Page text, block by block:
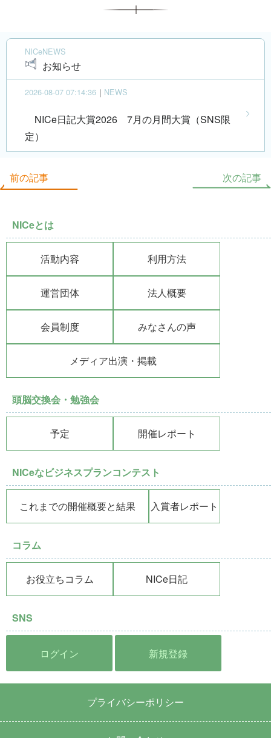
NICeNEWS
お知らせ
2026-08-07 07:14:36 ｜ NEWS
NICe日記大賞2026 7月の月間大賞（SNS限
定）
前の記事 次の記事
NICeとは
活動内容 利用方法
運営団体 法人概要
会員制度 みなさんの声
メディア出演・掲載
頭脳交換会・勉強会
予定 開催レポート
NICeなビジネスプランコンテスト
これまでの開催概要と結果 入賞者レポート
コラム
お役立ちコラム NICe日記
SNS
ログイン 新規登録
プライバシーポリシー